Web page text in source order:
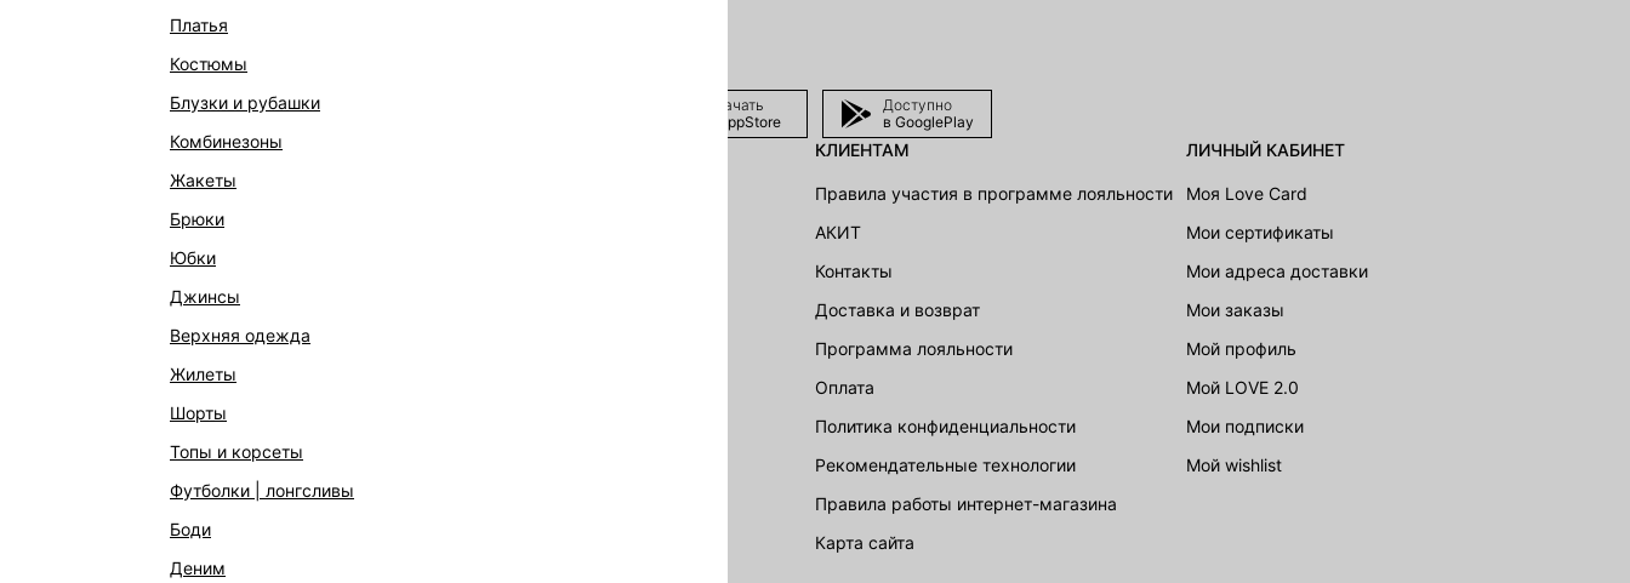
платья
костюмы
блузки и рубашки
комбинезоны
жакеты
брюки
юбки
джинсы
верхняя одежда
жилеты
шорты
топы и корсеты
футболки | лонгсливы
боди
деним
Скачать
в AppStore
Доступно
в GooglePlay
ОФИСНАЯ КОЛЛЕКЦИЯ
ЭКСКЛЮЗИВНО ОНЛАЙН
АКСЕССУАРЫ И УКРАШЕНИЯ
ФИНАЛЬНАЯ РАСПРОДАЖА
ПОДАРОЧНЫЕ СЕРТИФИКАТЫ
КЛИЕНТАМ
Правила участия в программе лояльности
АКИТ
Контакты
Доставка и возврат
Программа лояльности
Оплата
Политика конфиденциальности
Рекомендательные технологии
Правила работы интернет-магазина
карта сайта
ЛИЧНЫЙ КАБИНЕТ
Моя Love Card
Мои сертификаты
Мои адреса доставки
Мои заказы
Мой профиль
Мой LOVE 2.0
Мои подписки
Мой wishlist